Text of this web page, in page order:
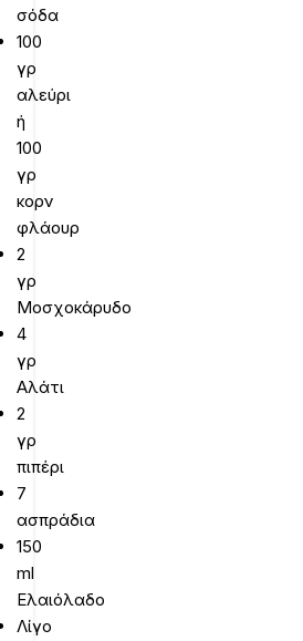
σόδα
100
γρ
αλεύρι
ή
100
γρ
κορν
φλάουρ
2
γρ
Μοσχοκάρυδο
4
γρ
Αλάτι
2
γρ
πιπέρι
7
ασπράδια
150
ml
Ελαιόλαδο
Λίγο